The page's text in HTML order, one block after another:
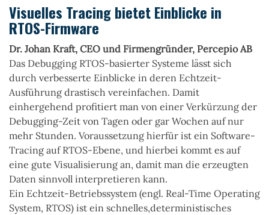
Visuelles Tracing bietet Einblicke in
RTOS-Firmware
Dr. Johan Kraft, CEO und Firmengründer, Percepio AB
Das Debugging RTOS-basierter Systeme lässt sich
durch verbesserte Einblicke in deren Echtzeit-
Ausführung drastisch vereinfachen. Damit
einhergehend profitiert man von einer Verkürzung der
Debugging-Zeit von Tagen oder gar Wochen auf nur
mehr Stunden. Voraussetzung hierfür ist ein Software-
Tracing auf RTOS-Ebene, und hierbei kommt es auf
eine gute Visualisierung an, damit man die erzeugten
Daten sinnvoll interpretieren kann.
Ein Echtzeit-Betriebssystem (engl. Real-Time Operating
System, RTOS) ist ein schnelles,deterministisches